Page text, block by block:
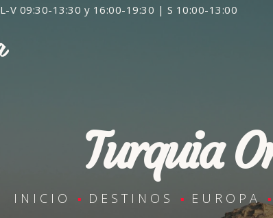
L-V 09:30-13:30 y 16:00-19:30 | S 10:00-13:00
Turquia
INICIO DESTINOS EUROPA